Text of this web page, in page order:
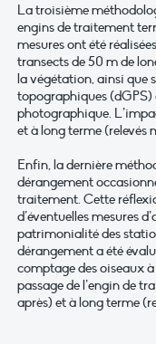
La troisième
engins de traitement
mesures ont été
transects de 50 m de
la végétation, ainsi que
topographiques (dGPS)
photographique.
et à long terme (relevés
Enfin, la dernière
dérangement
traitement. Cette
d’éventuelles mesures
patrimonialité des
dérangement a été
comptage des oiseaux
passage de l’engin de
après) et à long terme